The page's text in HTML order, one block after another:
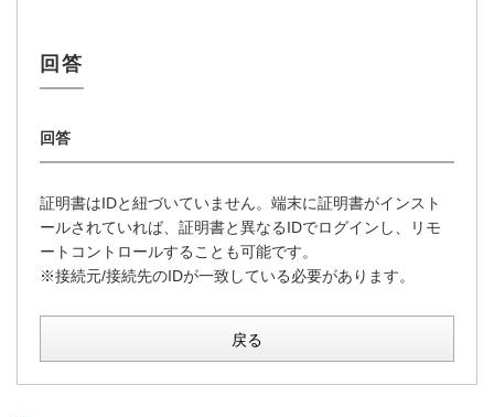
証明書はIDと紐づいていません。端末に証明書がインスト
ールされていれば、証明書と異なるIDでログインし、リモ
ートコントロールすることも可能です。
※接続元/接続先のIDが一致している必要があります。
戻る